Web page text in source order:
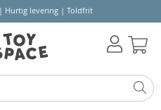
Hurtig levering | Toldfrit